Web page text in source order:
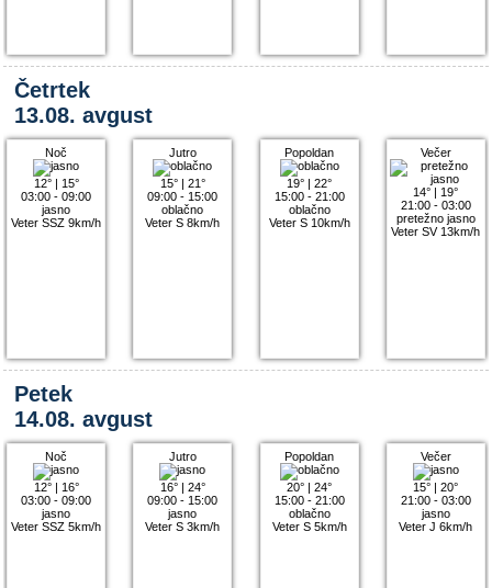
Četrtek
13.08. avgust
Noč
12°| 15°
03:00 - 09:00
jasno
Veter SSZ 9km/h
Jutro
15°| 21°
09:00 - 15:00
oblačno
Veter S 8km/h
Popoldan
19° |22°
15:00 - 21:00
oblačno
Veter S 10km/h
Večer
14° | 19°
21:00 - 03:00
pretežno jasno
Veter SV 13km/h
Petek
14.08. avgust
Noč
12°| 16°
03:00 - 09:00
jasno
Veter SSZ 5km/h
Jutro
16°| 24°
09:00 - 15:00
jasno
Veter S 3km/h
Popoldan
20° |24°
15:00 - 21:00
oblačno
Veter S 5km/h
Večer
15° |20°
21:00 - 03:00
jasno
Veter J 6km/h